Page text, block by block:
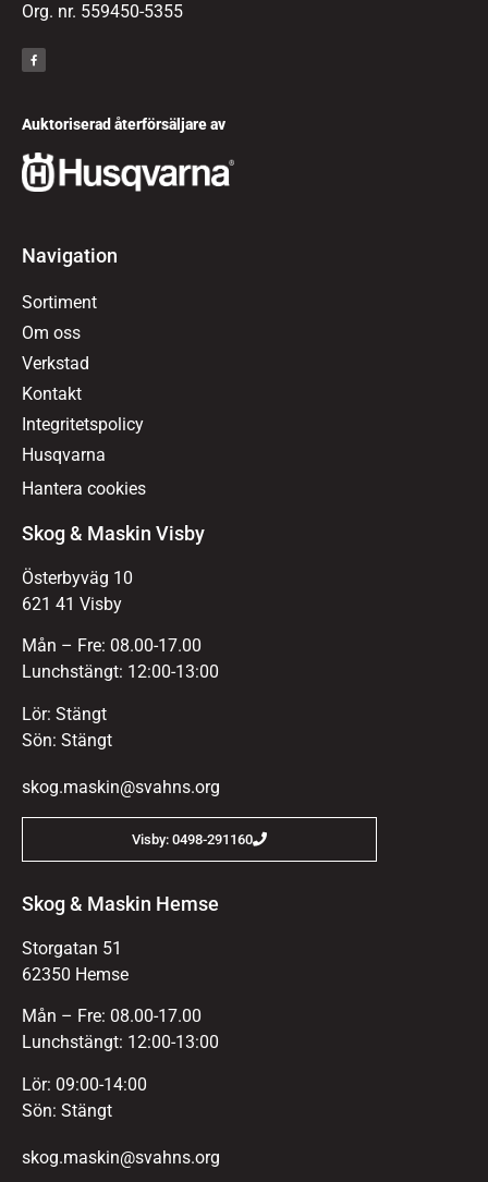
Org. nr. 559450-5355
Auktoriserad återförsäljare av
Navigation
Sortiment
Om oss
Verkstad
Kontakt
Integritetspolicy
Husqvarna
Hantera cookies
Skog & Maskin Visby
Österbyväg 10
621 41 Visby
Mån – Fre: 08.00-17.00
Lunchstängt: 12:00-13:00
Lör: Stängt
Sön: Stängt
skog.maskin@svahns.org
Visby: 0498-291160
Skog & Maskin Hemse
Storgatan 51
62350 Hemse
Mån – Fre: 08.00-17.00
Lunchstängt: 12:00-13:00
Lör: 09:00-14:00
Sön: Stängt
skog.maskin@svahns.org